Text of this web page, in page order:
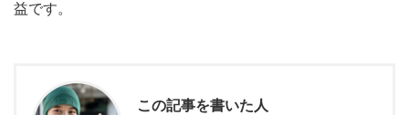
益です。
この記事を書いた人